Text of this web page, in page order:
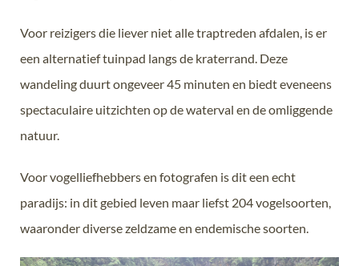
Voor reizigers die liever niet alle traptreden afdalen, is er
een alternatief tuinpad langs de kraterrand. Deze
wandeling duurt ongeveer 45 minuten en biedt eveneens
spectaculaire uitzichten op de waterval en de omliggende
natuur.
Voor vogelliefhebbers en fotografen is dit een echt
paradijs: in dit gebied leven maar liefst 204 vogelsoorten,
waaronder diverse zeldzame en endemische soorten.